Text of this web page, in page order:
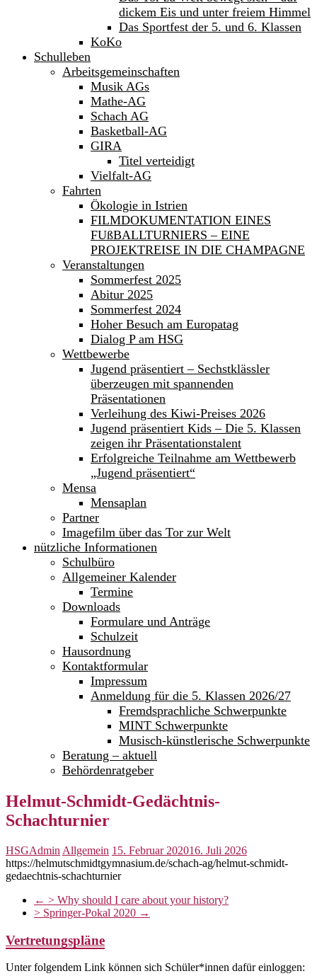
dickem Eis und unter freiem Himmel
Das Sportfest der 5. und 6. Klassen
KoKo
Schulleben
Arbeitsgemeinschaften
Musik AGs
Mathe-AG
Schach AG
Basketball-AG
GIRA
Titel verteidigt
Vielfalt-AG
Fahrten
Ökologie in Istrien
FILMDOKUMENTATION EINES
FUßBALLTURNIERS – EINE
PROJEKTREISE IN DIE CHAMPAGNE
Veranstaltungen
Sommerfest 2025
Abitur 2025
Sommerfest 2024
Hoher Besuch am Europatag
Dialog P am HSG
Wettbewerbe
Jugend präsentiert – Sechstklässler
überzeugen mit spannenden
Präsentationen
Verleihung des Kiwi-Preises 2026
Jugend präsentiert Kids – Die 5. Klassen
zeigen ihr Präsentationstalent
Erfolgreiche Teilnahme am Wettbewerb
„Jugend präsentiert“
Mensa
Mensaplan
Partner
Imagefilm über das Tor zur Welt
nützliche Informationen
Schulbüro
Allgemeiner Kalender
Termine
Downloads
Formulare und Anträge
Schulzeit
Hausordnung
Kontaktformular
Impressum
Anmeldung für die 5. Klassen 2026/27
Fremdsprachliche Schwerpunkte
MINT Schwerpunkte
Musisch-künstlerische Schwerpunkte
Beratung – aktuell
Behördenratgeber
Helmut-Schmidt-Gedächtnis-
Schachturnier
HSGAdmin Allgemein 15. Februar 202016. Juli 2026
https://helmutschmidtgymnasium.de/schach-ag/helmut-schmidt-
gedaechtnis-schachturnier
← > Why should I care about your history?
> Springer-Pokal 2020 →
Vertretungspläne
Unter folgendem Link können sich Schüler*innen dafür einloggen: